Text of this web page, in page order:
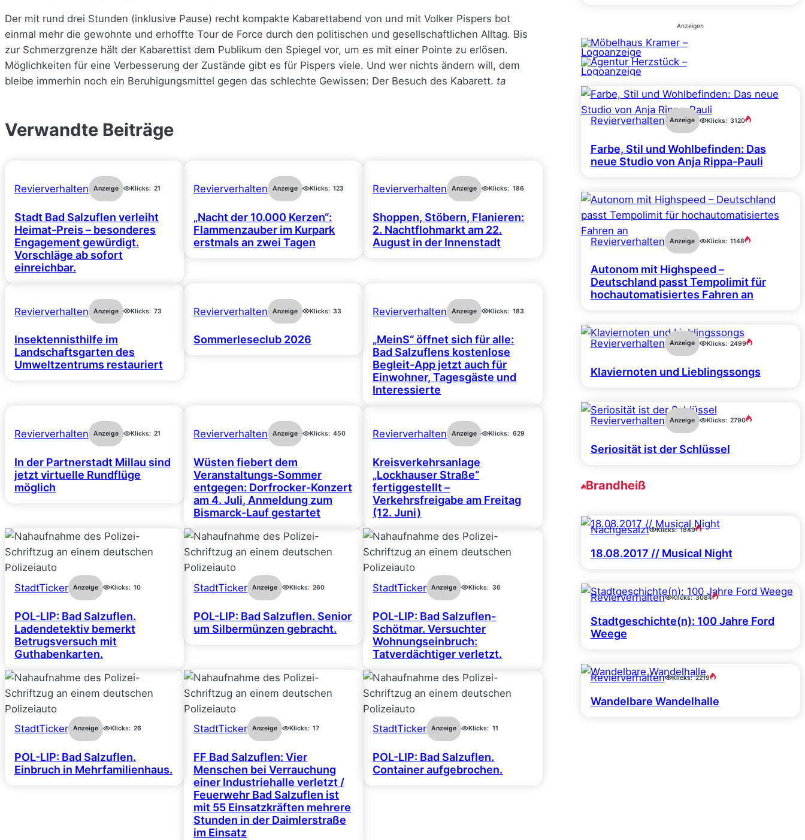
Der mit rund drei Stunden (inklusive Pause) recht kompakte Kabarettabend von und mit Volker Pispers bot
einmal mehr die gewohnte und erhoffte Tour de Force durch den politischen und gesellschaftlichen Alltag. Bis
zur Schmerzgrenze hält der Kabarettist dem Publikum den Spiegel vor, um es mit einer Pointe zu erlösen.
Möglichkeiten für eine Verbesserung der Zustände gibt es für Pispers viele. Und wer nichts ändern will, dem
bleibe immerhin noch ein Beruhigungsmittel gegen das schlechte Gewissen: Der Besuch des Kabarett. ta
Verwandte Beiträge
Revierverhalten Anzeige Klicks: 21
Stadt Bad Salzuflen verleiht
Heimat-Preis – besonderes
Engagement gewürdigt.
Vorschläge ab sofort
einreichbar.
Revierverhalten Anzeige Klicks: 123
„Nacht der 10.000 Kerzen“:
Flammenzauber im Kurpark
erstmals an zwei Tagen
Revierverhalten Anzeige Klicks: 186
Shoppen, Stöbern, Flanieren:
2. Nachtflohmarkt am 22.
August in der Innenstadt
Revierverhalten Anzeige Klicks: 73
Insektennisthilfe im
Landschaftsgarten des
Umweltzentrums restauriert
Revierverhalten Anzeige Klicks: 33
Sommerleseclub 2026
Revierverhalten Anzeige Klicks: 183
„MeinS“ öffnet sich für alle:
Bad Salzuflens kostenlose
Begleit-App jetzt auch für
Einwohner, Tagesgäste und
Interessierte
Revierverhalten Anzeige Klicks: 21
In der Partnerstadt Millau sind
jetzt virtuelle Rundflüge
möglich
Revierverhalten Anzeige Klicks: 450
Wüsten fiebert dem
Veranstaltungs-Sommer
entgegen: Dorfrocker-Konzert
am 4. Juli, Anmeldung zum
Bismarck-Lauf gestartet
Revierverhalten Anzeige Klicks: 629
Kreisverkehrsanlage
„Lockhauser Straße“
fertiggestellt –
Verkehrsfreigabe am Freitag
(12. Juni)
StadtTicker Anzeige Klicks: 10
POL-LIP: Bad Salzuflen.
Ladendetektiv bemerkt
Betrugsversuch mit
Guthabenkarten.
StadtTicker Anzeige Klicks: 260
POL-LIP: Bad Salzuflen. Senior
um Silbermünzen gebracht.
StadtTicker Anzeige Klicks: 36
POL-LIP: Bad Salzuflen-
Schötmar. Versuchter
Wohnungseinbruch:
Tatverdächtiger verletzt.
StadtTicker Anzeige Klicks: 26
POL-LIP: Bad Salzuflen.
Einbruch in Mehrfamilienhaus.
StadtTicker Anzeige Klicks: 17
FF Bad Salzuflen: Vier
Menschen bei Verrauchung
einer Industriehalle verletzt /
Feuerwehr Bad Salzuflen ist
mit 55 Einsatzkräften mehrere
Stunden in der Daimlerstraße
im Einsatz
StadtTicker Anzeige Klicks: 11
POL-LIP: Bad Salzuflen.
Container aufgebrochen.
Anzeigen
Revierverhalten Anzeige Klicks: 3120
Farbe, Stil und Wohlbefinden: Das
neue Studio von Anja Rippa-Pauli
Revierverhalten Anzeige Klicks: 1148
Autonom mit Highspeed –
Deutschland passt Tempolimit für
hochautomatisiertes Fahren an
Revierverhalten Anzeige Klicks: 2499
Klaviernoten und Lieblingssongs
Revierverhalten Anzeige Klicks: 2790
Seriosität ist der Schlüssel
Brandheiß
Nachgesalzt Klicks: 1849
18.08.2017 // Musical Night
Revierverhalten Klicks: 3084
Stadtgeschichte(n): 100 Jahre Ford
Weege
Revierverhalten Klicks: 2219
Wandelbare Wandelhalle